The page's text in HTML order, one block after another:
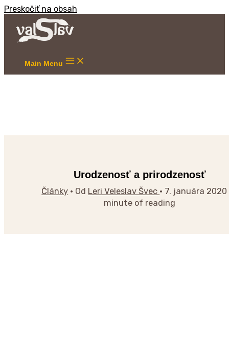
Preskočiť na obsah
Main Menu
Urodzenosť a prirodzenosť
Články • Od Leri Veleslav Švec • 7. januára 2020
minute of reading